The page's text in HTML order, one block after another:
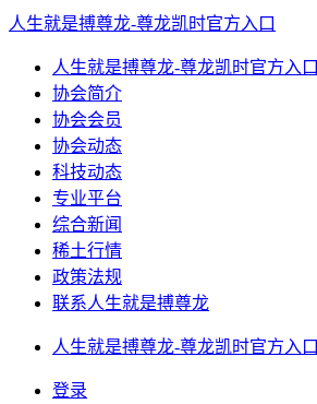
人生就是搏尊龙-尊龙凯时官方入口
人生就是搏尊龙-尊龙凯时官方入口
协会简介
协会会员
协会动态
科技动态
专业平台
综合新闻
稀土行情
政策法规
联系人生就是搏尊龙
人生就是搏尊龙-尊龙凯时官方入口
登录